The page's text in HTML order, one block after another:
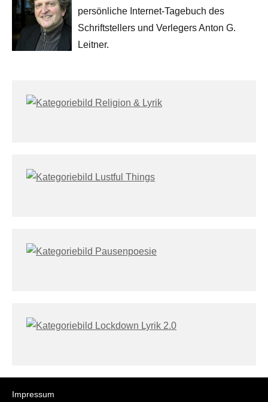
persönliche Internet-Tagebuch des
Schriftstellers und Verlegers Anton G.
Leitner.
Impressum